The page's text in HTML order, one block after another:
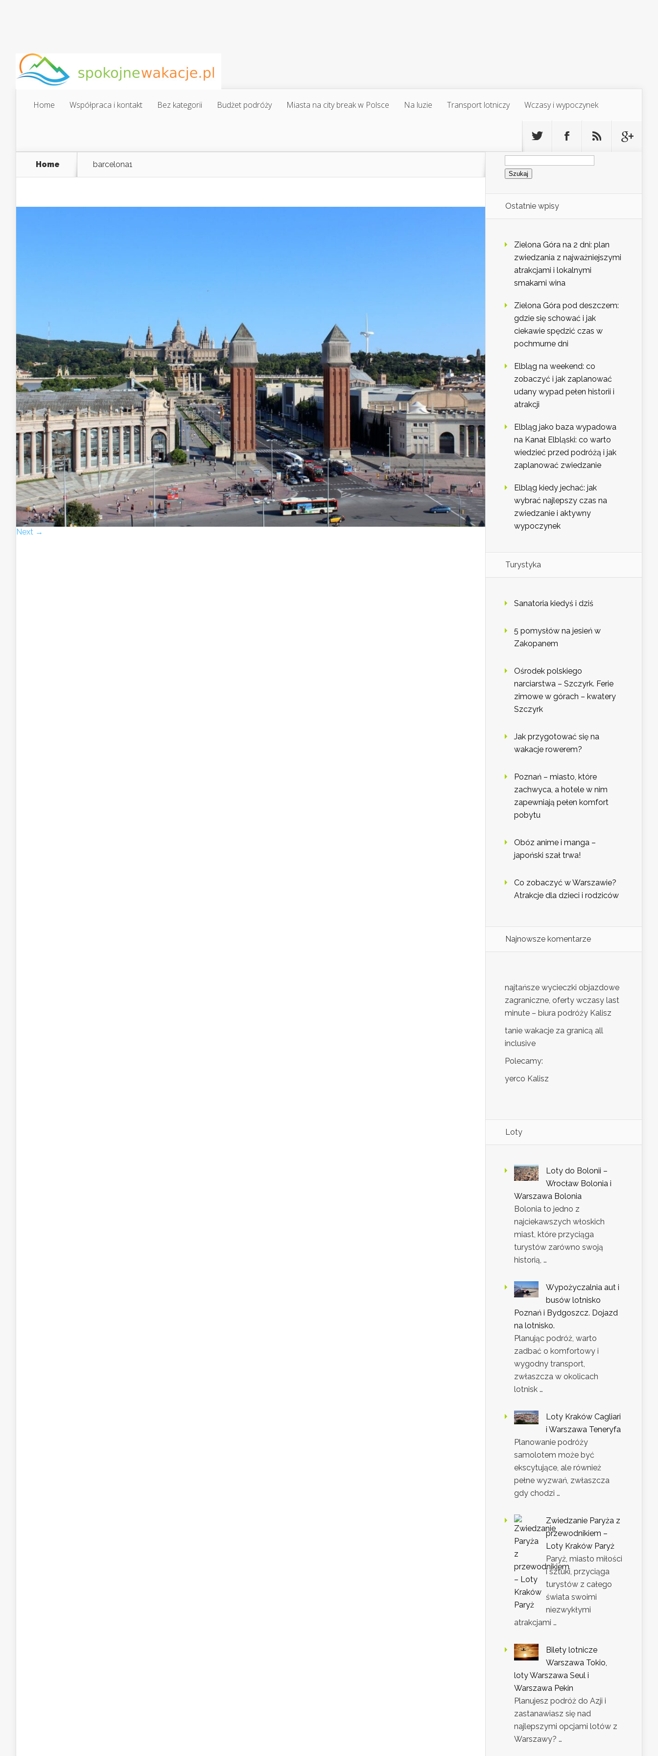
Home Współpraca i kontakt Bez kategorii Budżet podróży Miasta na city break w Polsce Na luzie Transport lotniczy Wczasy i wypoczynek
Home barcelona1
Next →
Szukaj:
Ostatnie wpisy
Zielona Góra na 2 dni: plan
zwiedzania z najważniejszymi
atrakcjami i lokalnymi
smakami wina
Zielona Góra pod deszczem:
gdzie się schować i jak
ciekawie spędzić czas w
pochmurne dni
Elbląg na weekend: co
zobaczyć i jak zaplanować
udany wypad pełen historii i
atrakcji
Elbląg jako baza wypadowa
na Kanał Elbląski: co warto
wiedzieć przed podróżą i jak
zaplanować zwiedzanie
Elbląg kiedy jechać: jak
wybrać najlepszy czas na
zwiedzanie i aktywny
wypoczynek
Turystyka
Sanatoria kiedyś i dziś
5 pomysłów na jesień w
Zakopanem
Ośrodek polskiego
narciarstwa – Szczyrk. Ferie
zimowe w górach – kwatery
Szczyrk
Jak przygotować się na
wakacje rowerem?
Poznań – miasto, które
zachwyca, a hotele w nim
zapewniają pełen komfort
pobytu
Obóz anime i manga –
japoński szał trwa!
Co zobaczyć w Warszawie?
Atrakcje dla dzieci i rodziców
Najnowsze komentarze
najtańsze wycieczki objazdowe
zagraniczne, oferty wczasy last
minute – biura podróży Kalisz
tanie wakacje za granicą all
inclusive
Polecamy:
yerco Kalisz
Loty
Loty do Bolonii –
Wrocław Bolonia i
Warszawa Bolonia
Bolonia to jedno z
najciekawszych włoskich
miast, które przyciąga
turystów zarówno swoją
historią, …
Wypożyczalnia aut i
busów lotnisko
Poznań i Bydgoszcz. Dojazd
na lotnisko.
Planując podróż, warto
zadbać o komfortowy i
wygodny transport,
zwłaszcza w okolicach
lotnisk …
Loty Kraków Cagliari
i Warszawa Teneryfa
Planowanie podróży
samolotem może być
ekscytujące, ale również
pełne wyzwań, zwłaszcza
gdy chodzi …
Zwiedzanie Paryża z
przewodnikiem –
Loty Kraków Paryż
Paryż, miasto miłości
i sztuki, przyciąga
turystów z całego
świata swoimi
niezwykłymi
atrakcjami …
Bilety lotnicze
Warszawa Tokio,
loty Warszawa Seul i
Warszawa Pekin
Planujesz podróż do Azji i
zastanawiasz się nad
najlepszymi opcjami lotów z
Warszawy? …